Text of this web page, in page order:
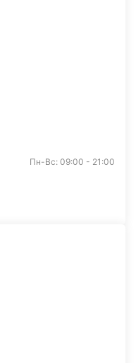
Пн-Вс: 09:00 - 21:00